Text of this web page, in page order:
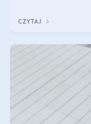
CZYTAJ